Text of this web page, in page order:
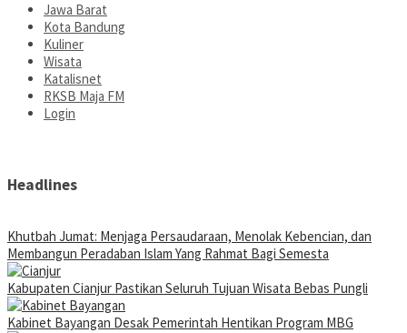
Jawa Barat
Kota Bandung
Kuliner
Wisata
Katalisnet
RKSB Maja FM
Login
Headlines
Khutbah Jumat: Menjaga Persaudaraan, Menolak Kebencian, dan
Membangun Peradaban Islam Yang Rahmat Bagi Semesta
Kabupaten Cianjur Pastikan Seluruh Tujuan Wisata Bebas Pungli
Kabinet Bayangan Desak Pemerintah Hentikan Program MBG